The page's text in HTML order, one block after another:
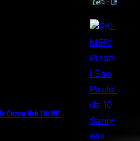
Cezayı Hak Etti Mi?